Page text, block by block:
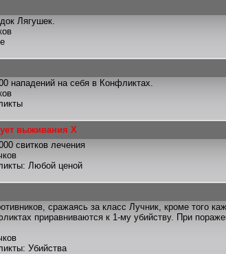
Лягушек.
нападений на себя в Конфликтах.
выживания X
свитков лечения
Любой ценой
сражаясь за класс Лучник, кроме того
приравниваются к 1-му убийству. При
Убийства